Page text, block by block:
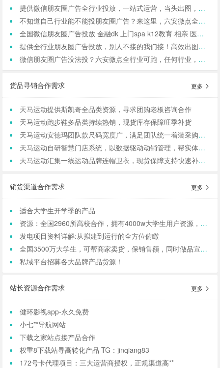
提供微信朋友圈广告全行业投放，一站式运营，当头出图，包过审！
不知道自己行业能不能投朋友圈广告？来这里，六安微点全行业可投！包资质！
全国微信朋友圈广告投放 金融dk 上门spa k12教育 相亲 医院医美 国学等禁投行业包资质 过审 无需保证金
提供全行业朋友圈广告投放，别人不接的我们接！高效出图、专业运营！
微信朋友圈广告没法投？六安微点全行业可跑，任何行业，当天出图，包过审！
货品寻销合作需求 更多
天马运动提供斯凯奇全品类资源，寻求团购老板咨询合作
天马运动跑步鞋多品类持续热销，现货库存保障旺季补货
天马运动安德玛团队款尺码宽度广，满足团队统一着装采购需求
天马运动自研智慧门店系统，以数据驱动动销管理，帮实体商家轻量化运营
天马运动汇集一线运动品牌连帽卫衣，现货保障支持快速补货，寻求b端商家合作
销货渠道合作需求 更多
适合大学生开学季的产品
资源：全国2960所高校合作，拥有4000w大学生用户资源，8万+发底薪的校内学生团长，需求符合大学生日常消费的产品，可保RIO
发电项目资料详解:从拟建到运行的全方位俯瞰
全国3500万大学生，可帮商家卖货，保销售额，同时做品宣和私域搭建！
私域平台招募各大品牌产品货源！
站长资源合作需求 更多
健环影视app-永久免费
小七**导航网站
下载之家站点接产品合作
权重8下载站寻高转化产品 TG：jinqiang83
172号卡代理项目：三大运营商授权，正规渠道高**